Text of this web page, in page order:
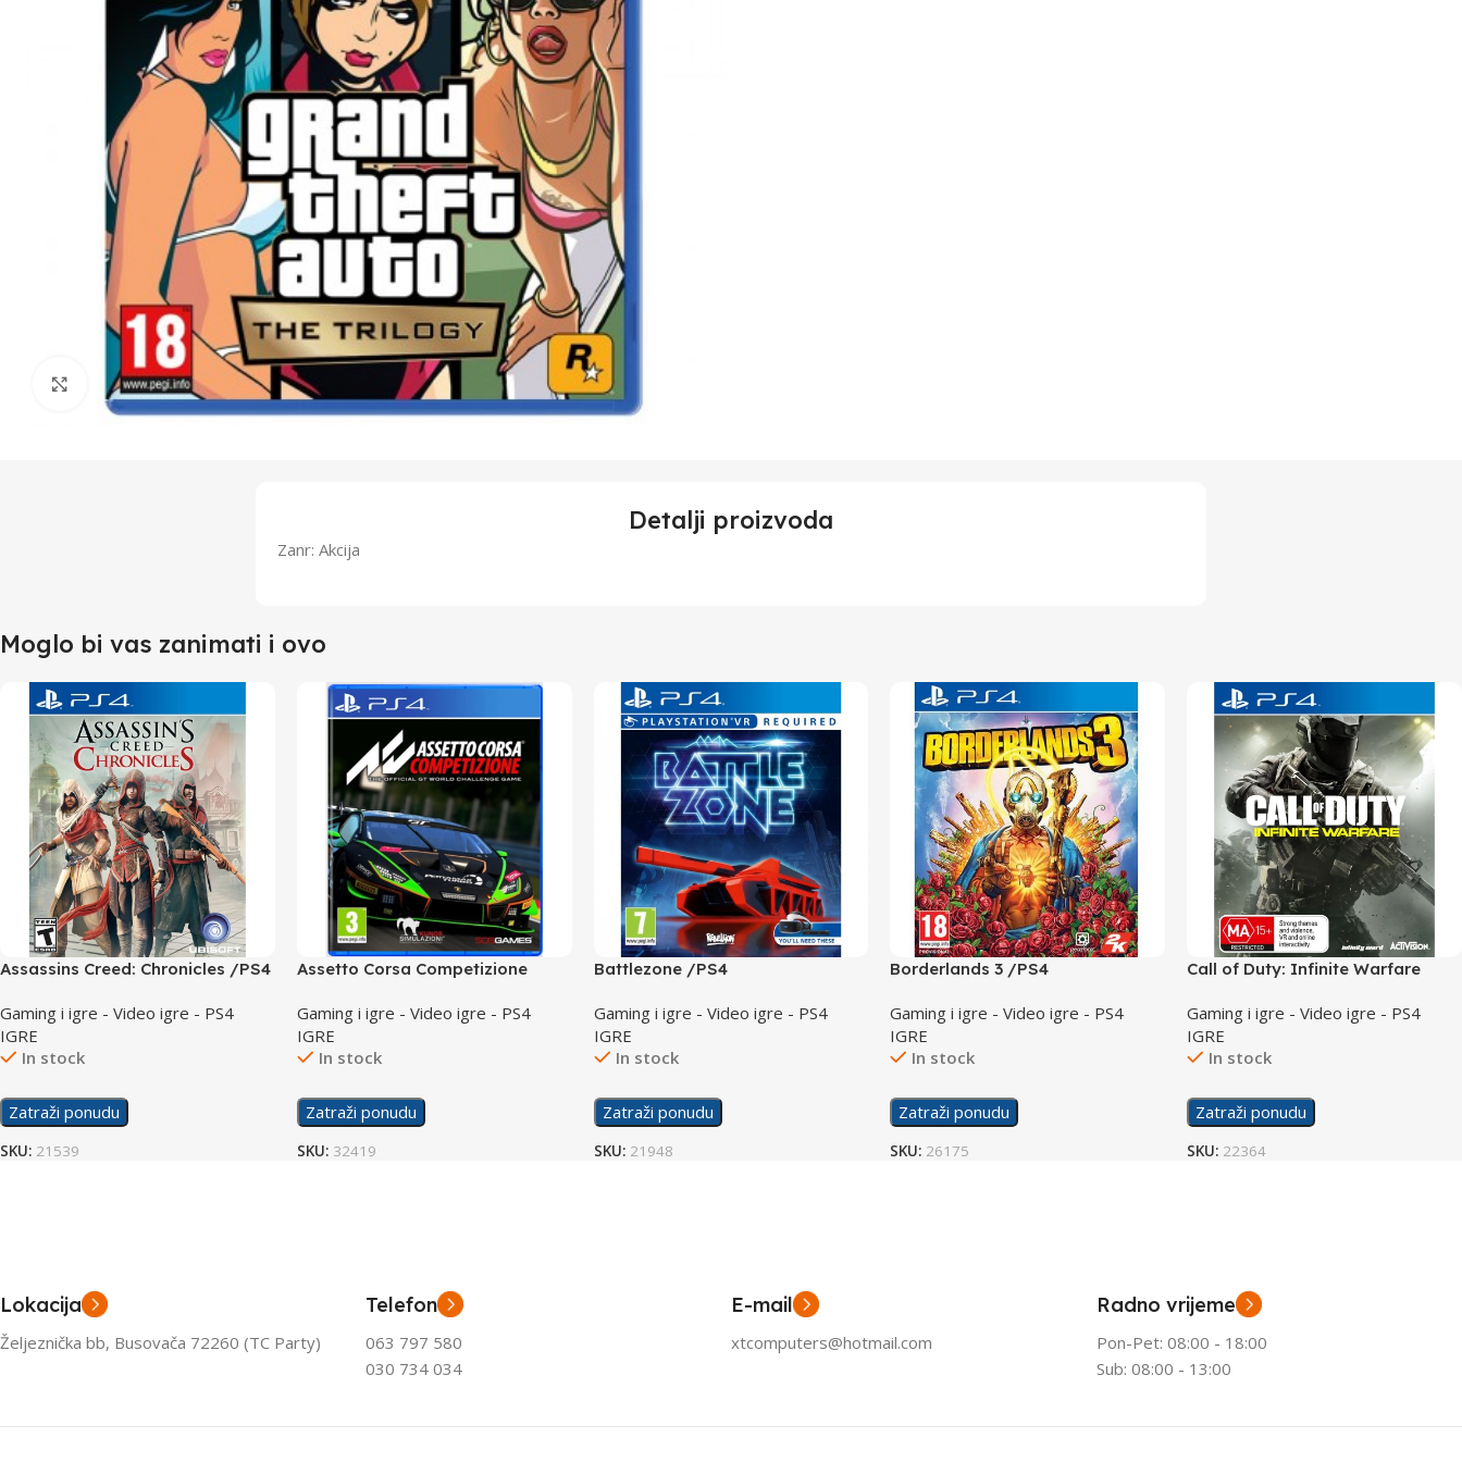
Click to enlarge
Detalji proizvoda
Zanr: Akcija
Moglo bi vas zanimati i ovo
Assassins Creed: Chronicles /PS4
Gaming i igre - Video igre - PS4
IGRE
In stock
Zatraži ponudu
SKU: 21539
Assetto Corsa Competizione
Gaming i igre - Video igre - PS4
IGRE
In stock
Zatraži ponudu
SKU: 32419
Battlezone /PS4
Gaming i igre - Video igre - PS4
IGRE
In stock
Zatraži ponudu
SKU: 21948
Borderlands 3 /PS4
Gaming i igre - Video igre - PS4
IGRE
In stock
Zatraži ponudu
SKU: 26175
Call of Duty: Infinite Warfare
Gaming i igre - Video igre - PS4
IGRE
In stock
Zatraži ponudu
SKU: 22364
Lokacija
Željeznička bb, Busovača 72260 (TC Party)
Telefon
063 797 580
030 734 034
E-mail
xtcomputers@hotmail.com
Radno vrijeme
Pon-Pet: 08:00 - 18:00
Sub: 08:00 - 13:00